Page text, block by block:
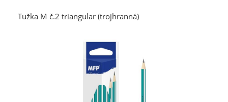
Tužka M č.2 triangular (trojhranná)